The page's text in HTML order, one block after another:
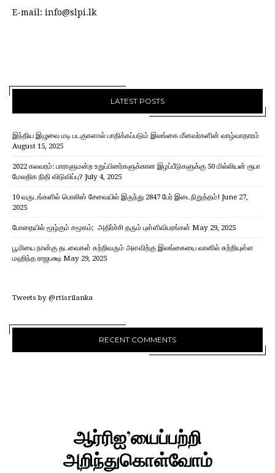
E-mail: info@slpi.lk
LATEST POSTS
இந்திய இழுவை மடி படகுகளால் பாதிக்கப்படும் இலங்கை மீனவர்களின் வாழ்வாதாரம்
August 15, 2025
2022 கலவரம்: பாராளுமன்ற உறுப்பினர்களுக்கான இழப்பீடுகளுக்கு 50 மில்லியன் ரூபா
மேலதிக நிதி விடுவிப்பு? July 4, 2025
10 வருடங்களில் பொலிஸ் சேவையில் இருந்து 2847 பேர் இடைநிறுத்தம்! June 27,
2025
போதையில் மூழ்கும் சமூகம்; அதிர்ச்சி தரும் புள்ளிவிபரங்கள் May 29, 2025
பூமியை நான்கு தடவைகள் சுற்றிவரும் அளவிற்கு இலங்கையை வானில் சுற்றியுள்ள
மஹிந்த ராஜபக்ஷ May 29, 2025
Tweets by @rtisrilanka
RECENT COMMENTS
ஆர்ரிஐ’யைப்பற்றி
அறிந்துகொள்வோம்